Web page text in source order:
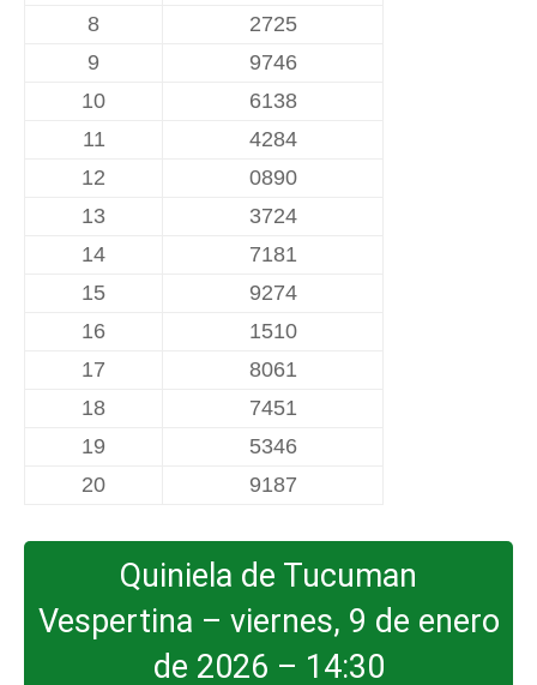
8
2725
9
9746
10
6138
11
4284
12
0890
13
3724
14
7181
15
9274
16
1510
17
8061
18
7451
19
5346
20
9187
Quiniela de Tucuman
Vespertina – viernes, 9 de enero
de 2026 – 14:30